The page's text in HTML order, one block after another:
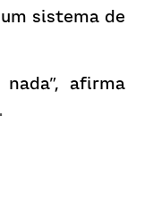
sistema de
afirma
.